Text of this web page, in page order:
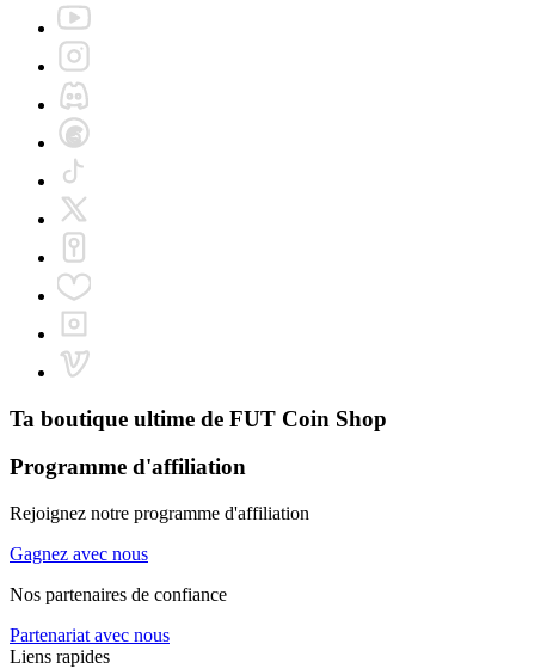
Ta boutique ultime de FUT Coin Shop
Programme d'affiliation
Rejoignez notre programme d'affiliation
Gagnez avec nous
Nos partenaires de confiance
Partenariat avec nous
Liens rapides